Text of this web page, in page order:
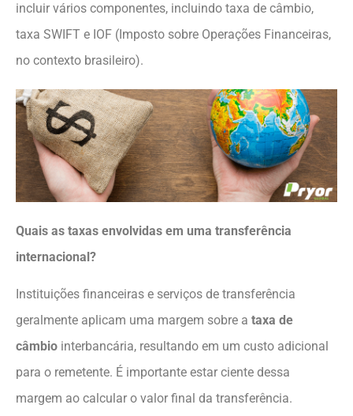
incluir vários componentes, incluindo taxa de câmbio,
taxa SWIFT e IOF (Imposto sobre Operações Financeiras,
no contexto brasileiro).
Quais as taxas envolvidas em uma transferência
internacional?
Instituições financeiras e serviços de transferência
geralmente aplicam uma margem sobre a taxa de
câmbio interbancária, resultando em um custo adicional
para o remetente. É importante estar ciente dessa
margem ao calcular o valor final da transferência.